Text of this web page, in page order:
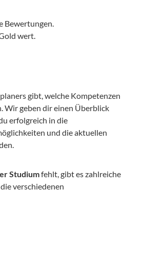
Bewertungen.
wert.
gibt, welche Kompetenzen
Wir geben dir einen Überblick
erfolgreich in die
und die aktuellen
Studium fehlt, gibt es zahlreiche
verschiedenen